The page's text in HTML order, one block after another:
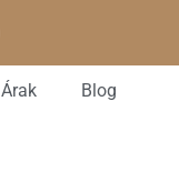
Árak Blog